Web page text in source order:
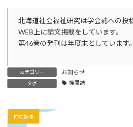
北海道社会福祉研究は学会誌への投
WEB上に論文掲載をしています。
第46巻の発刊は年度末としています。
カテゴリー お知らせ
タグ 機関誌
前の記事